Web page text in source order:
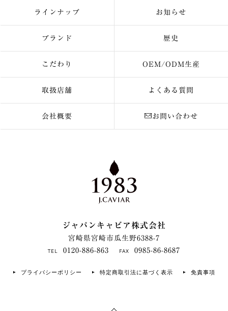
ラインナップ お知らせ
ブランド 歴史
こだわり OEM/ODM生産
取扱店舗 よくある質問
会社概要 お問い合わせ
ジャパンキャビア株式会社
宮崎県宮崎市瓜生野6388-7
TEL 0120-886-863 FAX 0985-86-8687
プライバシーポリシー 特定商取引法に基づく表示 免責事項